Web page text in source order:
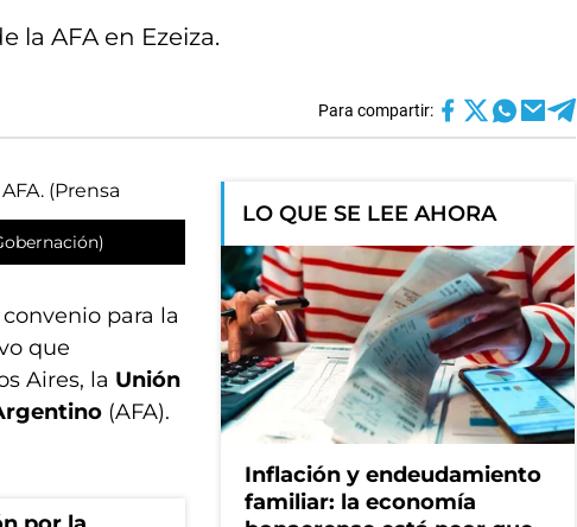
la AFA en Ezeiza.
Para compartir:
para la
que
Aires, la Unión
(AFA).
LO QUE SE LEE AHORA
Inflación y endeudamiento
familiar: la economía